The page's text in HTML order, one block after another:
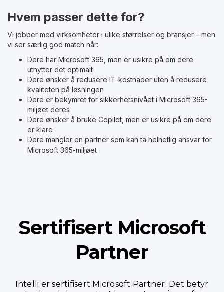
Hvem passer dette for?
Vi jobber med virksomheter i ulike størrelser og bransjer – men
vi ser særlig god match når:
Dere har Microsoft 365, men er usikre på om dere
utnytter det optimalt
Dere ønsker å redusere IT-kostnader uten å redusere
kvaliteten på løsningen
Dere er bekymret for sikkerhetsnivået i Microsoft 365-
miljøet deres
Dere ønsker å bruke Copilot, men er usikre på om dere
er klare
Dere mangler en partner som kan ta helhetlig ansvar for
Microsoft 365-miljøet
Sertifisert Microsoft
Partner
Intelli er sertifisert Microsoft Partner. Det betyr